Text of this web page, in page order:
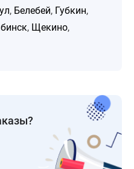
, Белебей, Губкин,
, Щекино,